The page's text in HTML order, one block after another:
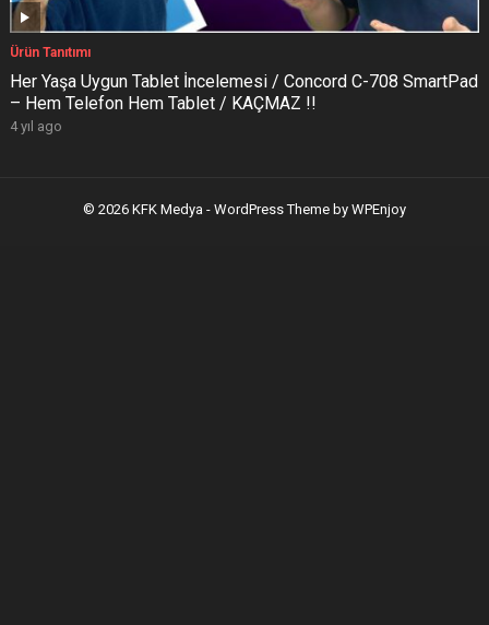
Ürün Tanıtımı
Her Yaşa Uygun Tablet İncelemesi / Concord C-708 SmartPad
– Hem Telefon Hem Tablet / KAÇMAZ !!
4 yıl ago
© 2026 KFK Medya - WordPress Theme by WPEnjoy